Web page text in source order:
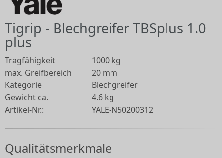
Tigrip - Blechgreifer TBSplus 1.0
plus
Tragfähigkeit
1000 kg
max. Greifbereich
20 mm
Kategorie
Blechgreifer
Gewicht ca.
4.6 kg
Artikel-Nr.:
YALE-N50200312
Qualitätsmerkmale